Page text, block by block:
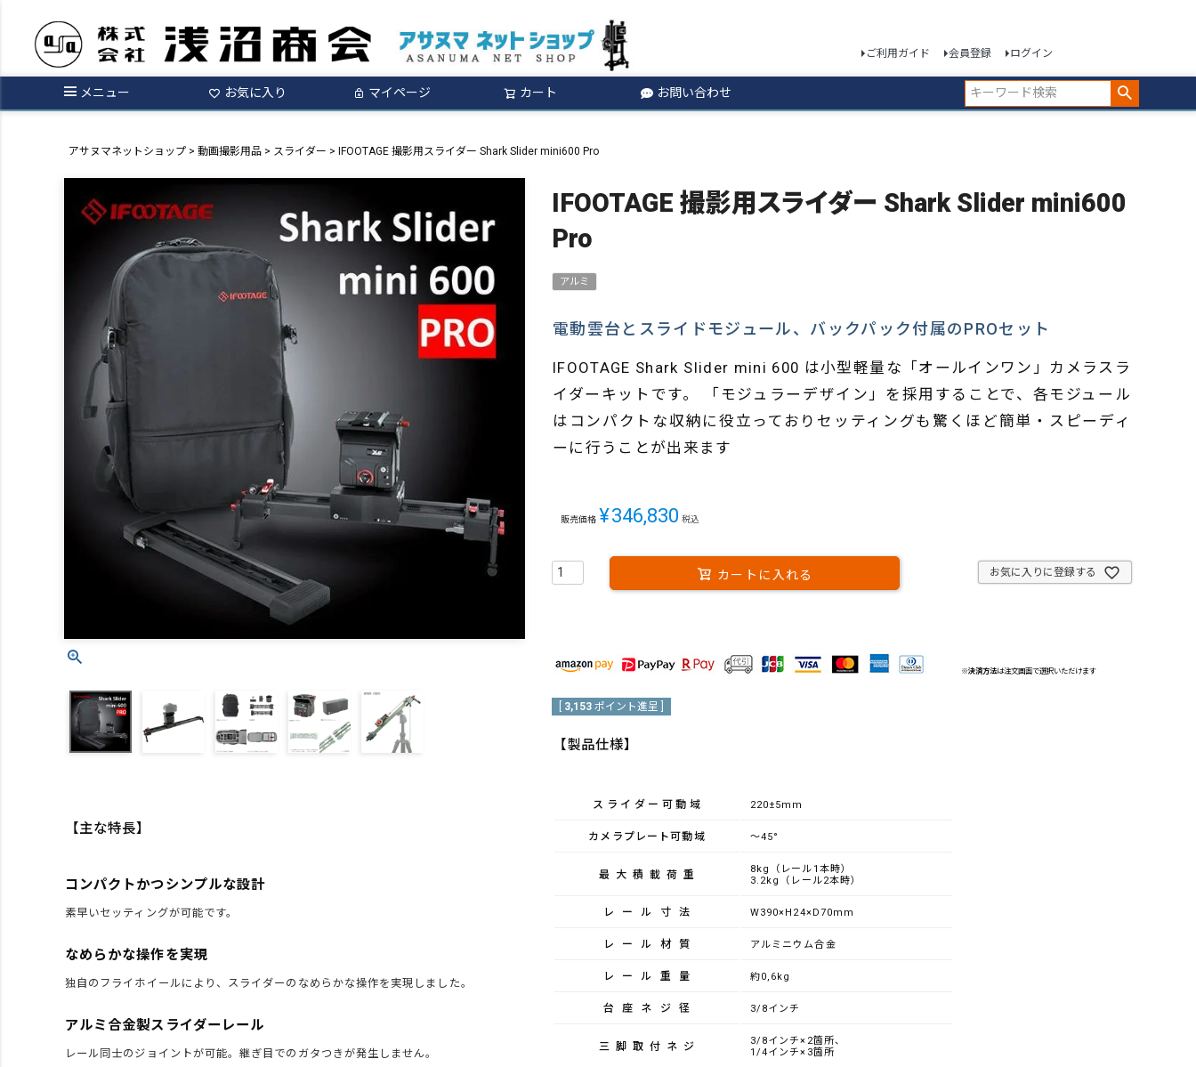
ご利用ガイド 会員登録 ログイン
メニュー お気に入り マイページ カート お問い合わせ
検索
アサヌマネットショップ 動画撮影用品 スライダー IFOOTAGE 撮影用スライダー Shark Slider mini600 Pro
【主な特長】
コンパクトかつシンプルな設計
素早いセッティングが可能です。
なめらかな操作を実現
独自のフライホイールにより、スライダーのなめらかな操作を実現しました。
アルミ合金製スライダーレール
レール同士のジョイントが可能。継ぎ目でのガタつきが発生しません。
IFOOTAGE 撮影用スライダー Shark Slider mini600
Pro
アルミ
電動雲台とスライドモジュール、バックパック付属のPROセット
IFOOTAGE Shark Slider mini 600 は小型軽量な「オールインワン」カメラスラ
イダーキットです。 「モジュラーデザイン」を採用することで、各モジュール
はコンパクトな収納に役立っておりセッティングも驚くほど簡単・スピーディ
ーに行うことが出来ます
販売価格 ¥346,830 税込
お気に入りに登録する
カートに入れる
※決済方法は注文画面で選択いただけます
3,153 ポイント進呈 ]
【製品仕様】
スライダー可動域 220±5mm
カメラプレート可動域 ～45°
最大積載荷重
8kg（レール1本時）
3.2kg（レール2本時）
レール寸法 W390×H24×D70mm
レール材質 アルミニウム合金
レール重量 約0,6kg
台座ネジ径 3/8インチ
三脚取付ネジ
3/8インチ×2箇所、
1/4インチ×3箇所